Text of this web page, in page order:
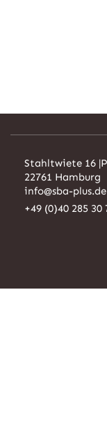
Stahltwiete 16 |
22761 Hamburg
info@sba-plus.de
+49 (0)40 285 30